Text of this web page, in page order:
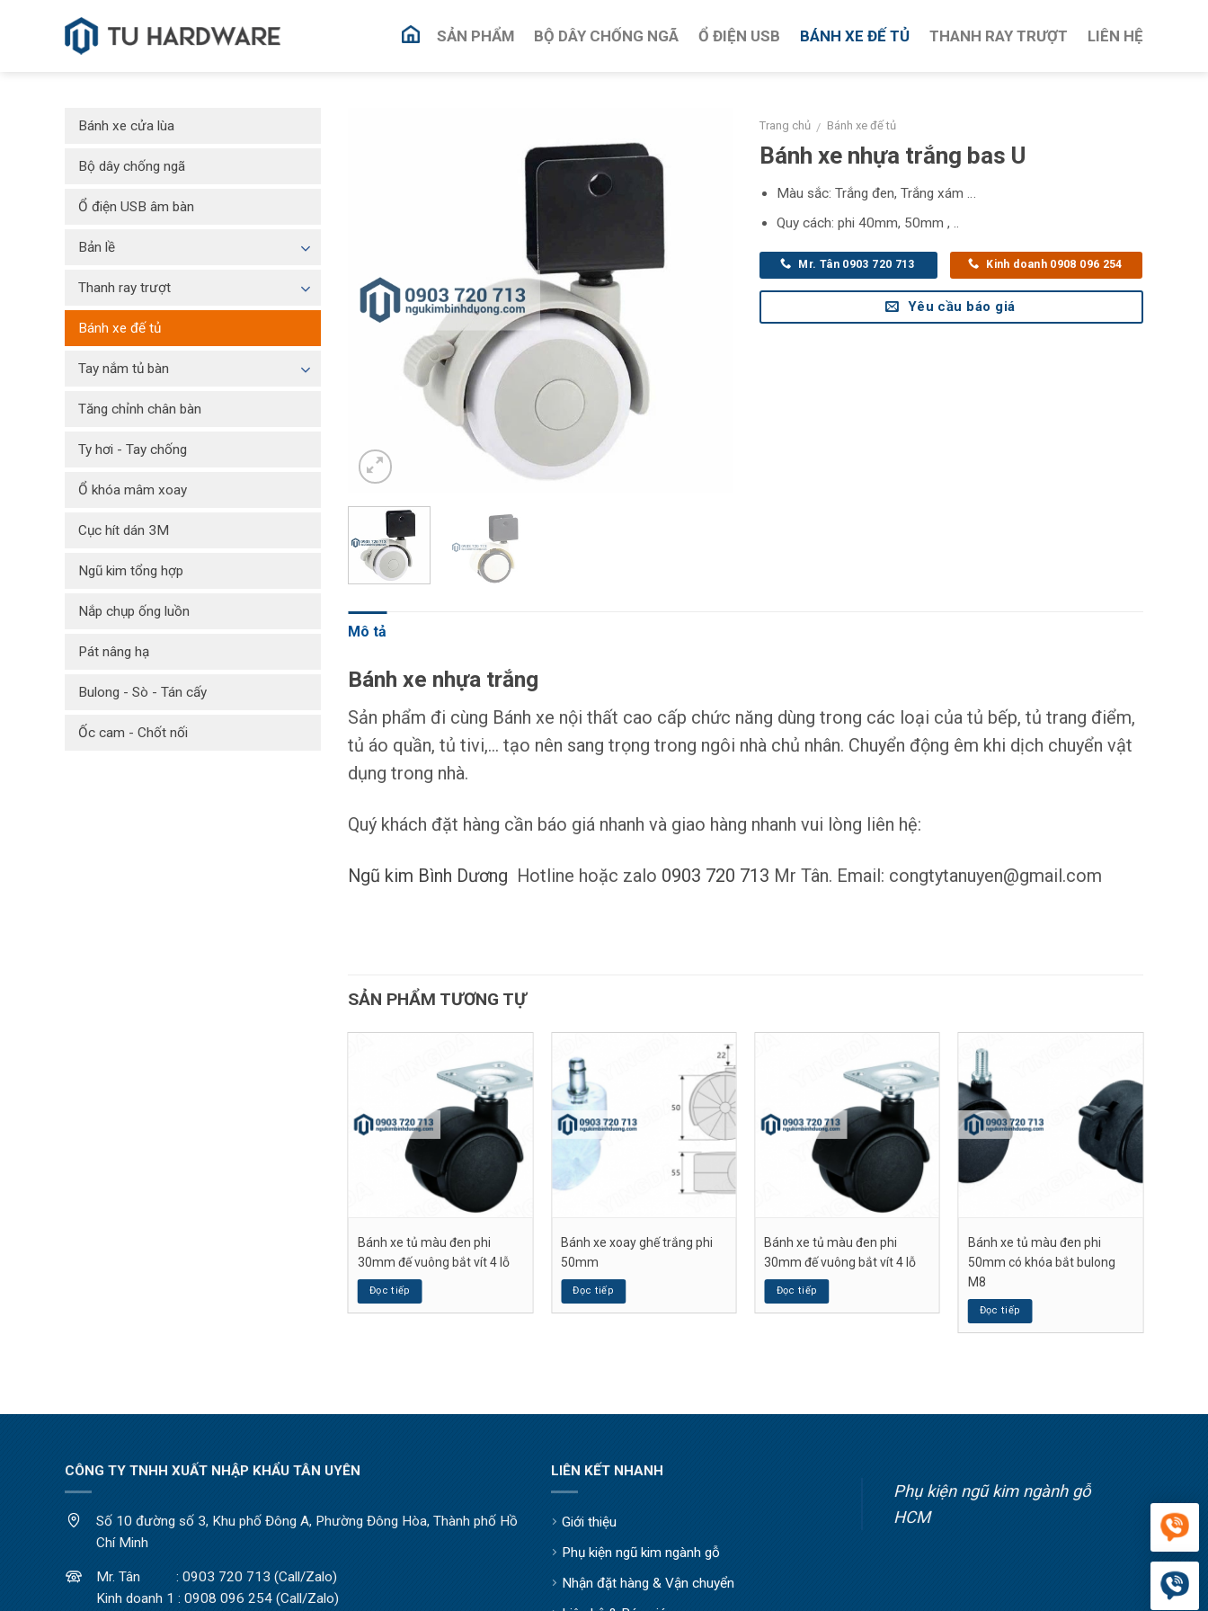
SẢN PHẨM BỘ DÂY CHỐNG NGÃ Ổ ĐIỆN USB BÁNH XE ĐẾ TỦ THANH RAY TRƯỢT LIÊN HỆ
Trang chủ / Bánh xe đế tủ
Bánh xe nhựa trắng bas U
Màu sắc: Trắng đen, Trắng xám …
Quy cách: phi 40mm, 50mm , ..
Mr. Tân 0903 720 713 Kinh doanh 0908 096 254
Yêu cầu báo giá
Mô tả
Bánh xe nhựa trắng
Sản phẩm đi cùng Bánh xe nội thất cao cấp chức năng dùng trong các loại của tủ bếp, tủ trang điểm,
tủ áo quần, tủ tivi,… tạo nên sang trọng trong ngôi nhà chủ nhân. Chuyển động êm khi dịch chuyển vật
dụng trong nhà.
Quý khách đặt hàng cần báo giá nhanh và giao hàng nhanh vui lòng liên hệ:
Ngũ kim Bình Dương Hotline hoặc zalo 0903 720 713 Mr Tân. Email: congtytanuyen@gmail.com
SẢN PHẨM TƯƠNG TỰ
Bánh xe tủ màu đen phi
30mm đế vuông bắt vít 4 lỗ
Đọc tiếp
Bánh xe xoay ghế trắng phi
50mm
Đọc tiếp
Bánh xe tủ màu đen phi
30mm đế vuông bắt vít 4 lỗ
Đọc tiếp
Bánh xe tủ màu đen phi
50mm có khóa bắt bulong
M8
Đọc tiếp
Bánh xe cửa lùa
Bộ dây chống ngã
Ổ điện USB âm bàn
Bản lề
Thanh ray trượt
Bánh xe đế tủ
Tay nắm tủ bàn
Tăng chỉnh chân bàn
Ty hơi - Tay chống
Ổ khóa mâm xoay
Cục hít dán 3M
Ngũ kim tổng hợp
Nắp chụp ống luồn
Pát nâng hạ
Bulong - Sò - Tán cấy
Ốc cam - Chốt nối
CÔNG TY TNHH XUẤT NHẬP KHẨU TÂN UYÊN
Số 10 đường số 3, Khu phố Đông A, Phường Đông Hòa, Thành phố Hồ
Chí Minh
Mr. Tân : 0903 720 713 (Call/Zalo)
Kinh doanh 1 : 0908 096 254 (Call/Zalo)
LIÊN KẾT NHANH
Giới thiệu
Phụ kiện ngũ kim ngành gỗ
Nhận đặt hàng & Vận chuyển
Phụ kiện ngũ kim ngành gỗ
HCM